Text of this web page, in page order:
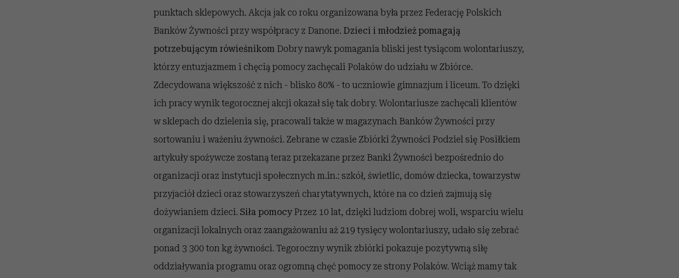
punktach sklepowych. Akcja jak co roku organizowana była przez Federację Polskich
Banków Żywności przy współpracy z Danone. Dzieci i młodzież pomagają
potrzebującym rówieśnikom Dobry nawyk pomagania bliski jest tysiącom wolontariuszy,
którzy entuzjazmem i chęcią pomocy zachęcali Polaków do udziału w Zbiórce.
Zdecydowana większość z nich - blisko 80% - to uczniowie gimnazjum i liceum. To dzięki
ich pracy wynik tegorocznej akcji okazał się tak dobry. Wolontariusze zachęcali klientów
w sklepach do dzielenia się, pracowali także w magazynach Banków Żywności przy
sortowaniu i ważeniu żywności. Zebrane w czasie Zbiórki Żywności Podziel się Posiłkiem
artykuły spożywcze zostaną teraz przekazane przez Banki Żywności bezpośrednio do
organizacji oraz instytucji społecznych m.in.: szkół, świetlic, domów dziecka, towarzystw
przyjaciół dzieci oraz stowarzyszeń charytatywnych, które na co dzień zajmują się
dożywianiem dzieci. Siła pomocyPrzez 10 lat, dzięki ludziom dobrej woli, wsparciu wielu
organizacji lokalnych oraz zaangażowaniu aż 219 tysięcy wolontariuszy, udało się zebrać
ponad 3 300 ton kg żywności. Tegoroczny wynik zbiórki pokazuje pozytywną siłę
oddziaływania programu oraz ogromną chęć pomocy ze strony Polaków. Wciąż mamy tak